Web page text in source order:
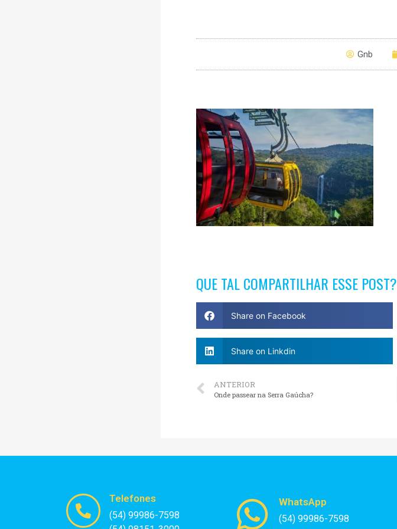
Gnb
QUE TAL COMPARTILHAR ESSE POST?
Share on Facebook
Share on Linkdin
ANTERIOR
Onde passear na Serra Gaúcha?
Telefones
(54) 99986-7598
WhatsApp
(54) 99986-7598